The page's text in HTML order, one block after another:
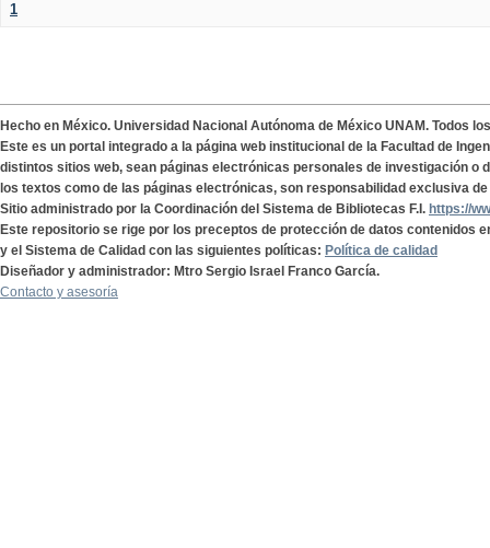
1
Hecho en México. Universidad Nacional Autónoma de México UNAM. Todos
Este es un portal integrado a la página web institucional de la Facultad de
distintos sitios web, sean páginas electrónicas personales de investigación o
los textos como de las páginas electrónicas, son responsabilidad exclusiva
Sitio administrado por la Coordinación del Sistema de Bibliotecas F.I. https://
Este repositorio se rige por los preceptos de protección de datos contenidos
y el Sistema de Calidad con las siguientes políticas: Política de calidad
Diseñador y administrador: Mtro Sergio Israel Franco García.
Contacto y asesoría